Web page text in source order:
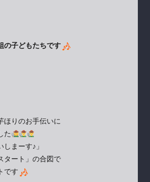
子どもたちです
りのお手伝いに
た
しまーす♪」
タート」の合図で
です